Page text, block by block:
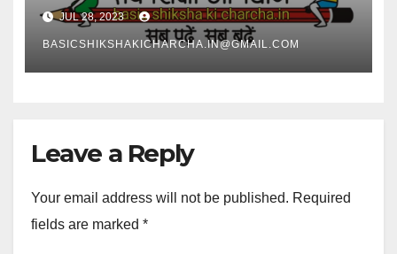
JUL 28, 2023
BASICSHIKSHAKICHARCHA.IN@GMAIL.COM
Leave a Reply
Your email address will not be published. Required
fields are marked *